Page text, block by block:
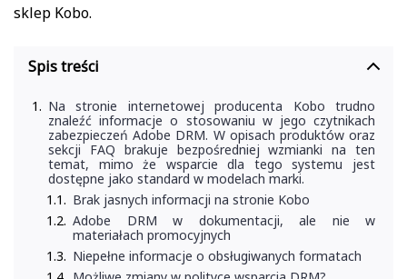
sklep Kobo.
Spis treści
Na stronie internetowej producenta Kobo trudno
znaleźć informacje o stosowaniu w jego czytnikach
zabezpieczeń Adobe DRM. W opisach produktów oraz
sekcji FAQ brakuje bezpośredniej wzmianki na ten
temat, mimo że wsparcie dla tego systemu jest
dostępne jako standard w modelach marki.
Brak jasnych informacji na stronie Kobo
Adobe DRM w dokumentacji, ale nie w
materiałach promocyjnych
Niepełne informacje o obsługiwanych formatach